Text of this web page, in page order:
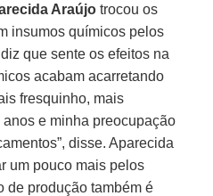
Araújo trocou os
insumos químicos pelos
que sente os efeitos na
acabam acarretando
fresquinho, mais
e minha preocupação
disse. Aparecida
um pouco mais pelos
de produção também é